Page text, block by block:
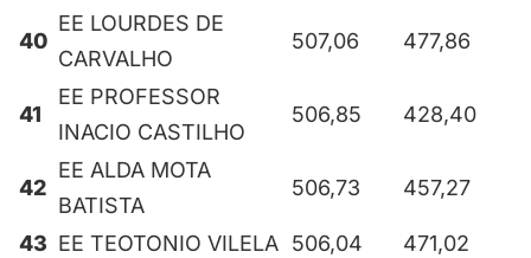
40
EE LOURDES DE
CARVALHO
507,06 477,86
41
EE PROFESSOR
INACIO CASTILHO
506,85 428,40
42
EE ALDA MOTA
BATISTA
506,73 457,27
43 EE TEOTONIO VILELA 506,04
471,02